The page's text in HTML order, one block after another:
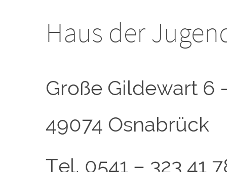
Haus der
Große Gildewart 6
49074 Osnabrück
Tel. 0541 – 323 41